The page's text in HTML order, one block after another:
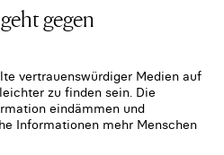
gegen
vertrauenswürdiger Medien auf
zu finden sein. Die
eindämmen und
Informationen mehr Menschen